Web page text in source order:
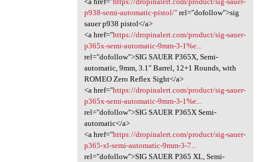
p938-semi-automatic-pistol/"rel="dofollow">sig
sauer p938 pistol</a>
<a href="https://dropinalert.com/product/sig-sauer-
p365x-semi-automatic-9mm-3-1%e...
rel="dofollow">SIG SAUER P365X, Semi-
automatic, 9mm, 3.1″ Barrel, 12+1 Rounds, with
ROMEO Zero Reflex Sight</a>
<a href="https://dropinalert.com/product/sig-sauer-
p365x-semi-automatic-9mm-3-1%e...
rel="dofollow">SIG SAUER P365X Semi-
automatic</a>
<a href="https://dropinalert.com/product/sig-sauer-
p365-xl-semi-automatic-9mm-3-7...
rel="dofollow">SIG SAUER P365 XL, Semi-